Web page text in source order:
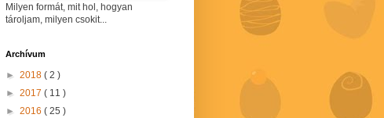
Milyen formát, mit hol, hogyan
tároljam, milyen csokit...
Archívum
► 2018 ( 2 )
► 2017 ( 11 )
► 2016 ( 25 )